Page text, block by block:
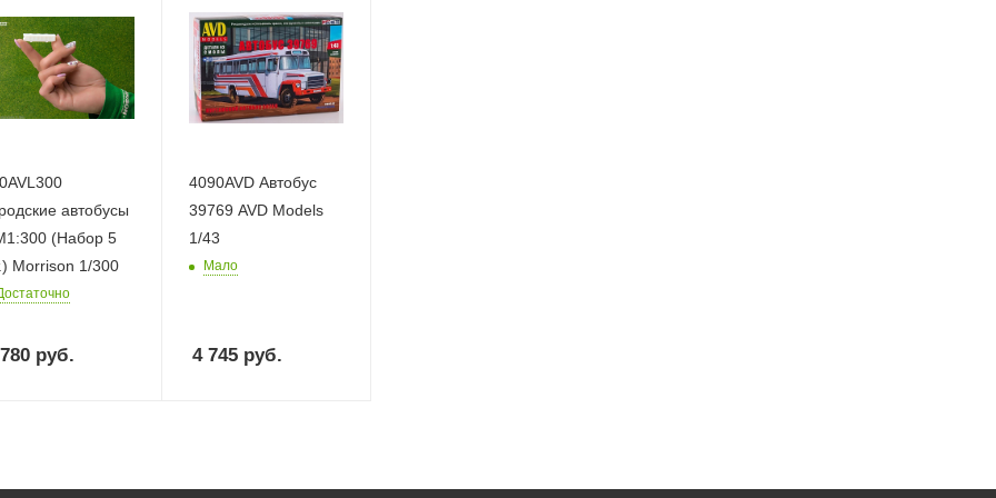
автобусы
(Набор 5
Morrison 1/300
руб.
4090AVD Автобус
39769 AVD Models
1/43
Мало
4 745 руб.